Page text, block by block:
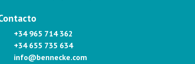
+34 965 714 362
+34 655 735 634
info@bennecke.com